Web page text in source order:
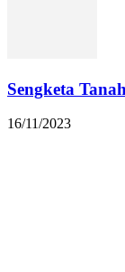
Sengketa
16/11/2023